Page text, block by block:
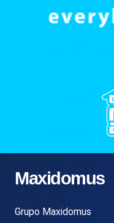
Maxidomus
Grupo Maxidomus